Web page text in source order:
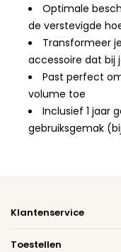
Optimale
de verstevigde
Transformeer
accessoire dat bij
Past perfect
volume toe
Inclusief 1 jaar
gebruiksgemak
Klantenservice
Toestellen